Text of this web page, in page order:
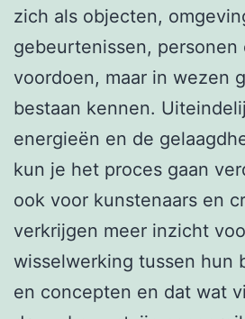
zich als objecten,
gebeurtenissen,
voordoen, maar in wezen
bestaan kennen.
energieën en de
kun je het proces gaan
ook voor kunstenaars en
verkrijgen meer inzicht
wisselwerking tussen hun
en concepten en dat wat